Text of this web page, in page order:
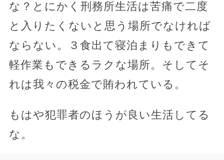
な？とにかく刑務所生活は苦痛で二度
と入りたくないと思う場所でなければ
ならない。３食出て寝泊まりもできて
軽作業もできるラクな場所。そしてそ
れは我々の税金で賄われている。
もはや犯罪者のほうが良い生活してる
な。